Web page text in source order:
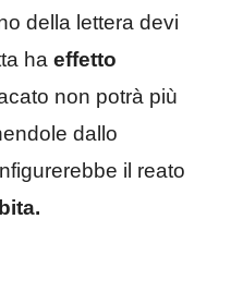
della lettera devi
ha effetto
non potrà più
dallo
il reato